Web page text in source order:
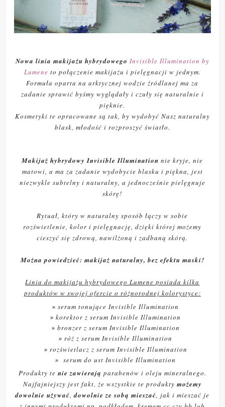
Nowa linia makijażu hybrydowego Invisible Illumination by
Lumene to połączenie makijażu i pielęgnacji w jednym.
Formuła oparta na arktycznej wodzie źródlanej ma za
zadanie sprawić byśmy wyglądały i czuły się naturalnie i
pięknie.
Kosmetyki te opracowane są tak, by wydobyć Nasz naturalny
blask, młodość i rozproszyć światło.
Makijaż hybrydowy Invisible Illumination nie kryje, nie
matowi, a ma za zadanie wydobycie blasku i piękna, jest
niezwykle subtelny i naturalny, a jednocześnie pielęgnuje
skórę!
Rytuał, który w naturalny sposób łączy w sobie
rozświetlenie, kolor i pielęgnację, dzięki której możemy
cieszyć się zdrową, nawilżoną i zadbaną skórą.
Można powiedzieć: makijaż naturalny, bez efektu maski!
Linia do makijażu hybrydowego Lumene posiada kilka
produktów w swojej ofercie o różnorodnej kolorystyce:
serum tonujące Invisible Illumination
korektor z serum Invisible Illumination
bronzer z serum Invisible Illumination
róż z serum Invisible Illumination
rozświetlacz z serum Invisible Illumination
serum do ust Invisible Illumination
Produkty te nie zawierają parabenów i oleju mineralnego.
Najfajniejszy jest fakt, że wszystkie te produkty możemy
dowolnie używać,dowolnie ze sobą mieszać, jak i mieszać je